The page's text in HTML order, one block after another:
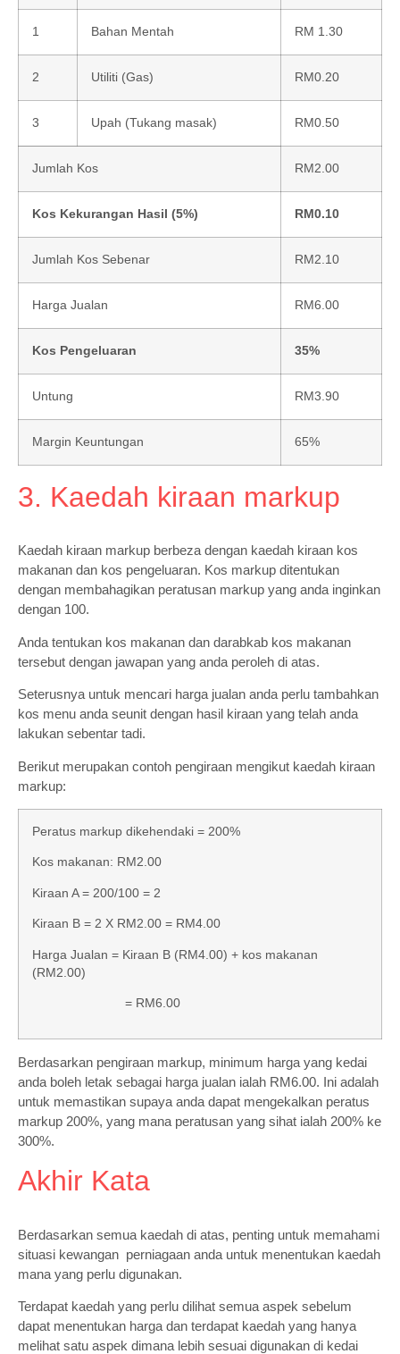
1 Bahan Mentah RM 1.30
2 Utiliti (Gas) RM0.20
3 Upah (Tukang masak) RM0.50
Jumlah Kos RM2.00
Kos Kekurangan Hasil (5%) RM0.10
Jumlah Kos Sebenar RM2.10
Harga Jualan RM6.00
Kos Pengeluaran 35%
Untung RM3.90
Margin Keuntungan 65%
3. Kaedah kiraan markup
Kaedah kiraan markup berbeza dengan kaedah kiraan kos
makanan dan kos pengeluaran. Kos markup ditentukan
dengan membahagikan peratusan markup yang anda inginkan
dengan 100.
Anda tentukan kos makanan dan darabkab kos makanan
tersebut dengan jawapan yang anda peroleh di atas.
Seterusnya untuk mencari harga jualan anda perlu tambahkan
kos menu anda seunit dengan hasil kiraan yang telah anda
lakukan sebentar tadi.
Berikut merupakan contoh pengiraan mengikut kaedah kiraan
markup:
Peratus markup dikehendaki = 200%
Kos makanan: RM2.00
Kiraan A = 200/100 = 2
Kiraan B = 2 X RM2.00 = RM4.00
Harga Jualan = Kiraan B (RM4.00) + kos makanan
(RM2.00)
= RM6.00
Berdasarkan pengiraan markup, minimum harga yang kedai
anda boleh letak sebagai harga jualan ialah RM6.00. Ini adalah
untuk memastikan supaya anda dapat mengekalkan peratus
markup 200%, yang mana peratusan yang sihat ialah 200% ke
300%.
Akhir Kata
Berdasarkan semua kaedah di atas, penting untuk memahami
situasi kewangan perniagaan anda untuk menentukan kaedah
mana yang perlu digunakan.
Terdapat kaedah yang perlu dilihat semua aspek sebelum
dapat menentukan harga dan terdapat kaedah yang hanya
melihat satu aspek dimana lebih sesuai digunakan di kedai